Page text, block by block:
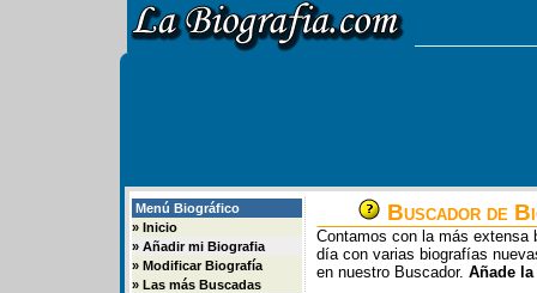
Menú Biográfico
» Inicio
» Añadir mi Biografia
» Modificar Biografía
» Las más Buscadas
Buscador de
Contamos con la más extensa
día con varias biografías
en nuestro Buscador. Añade